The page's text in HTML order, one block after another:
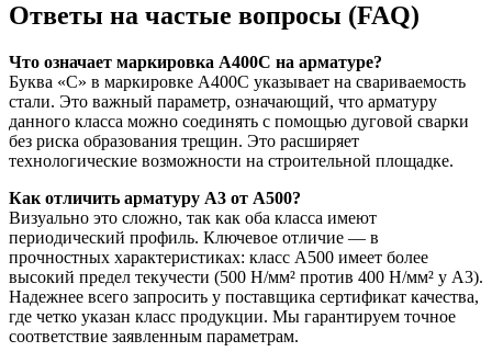
Ответы на частые вопросы (FAQ)
Что означает маркировка А400С на арматуре?
Буква «С» в маркировке А400С указывает на свариваемость
стали. Это важный параметр, означающий, что арматуру
данного класса можно соединять с помощью дуговой сварки
без риска образования трещин. Это расширяет
технологические возможности на строительной площадке.
Как отличить арматуру А3 от А500?
Визуально это сложно, так как оба класса имеют
периодический профиль. Ключевое отличие — в
прочностных характеристиках: класс А500 имеет более
высокий предел текучести (500 Н/мм² против 400 Н/мм² у А3).
Надежнее всего запросить у поставщика сертификат качества,
где четко указан класс продукции. Мы гарантируем точное
соответствие заявленным параметрам.